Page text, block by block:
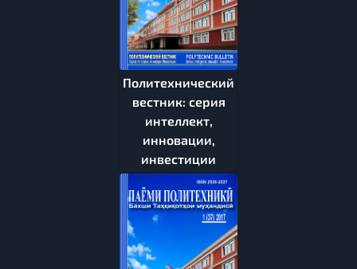
Политехнический
вестник: серия
интеллект,
инновации,
инвестиции